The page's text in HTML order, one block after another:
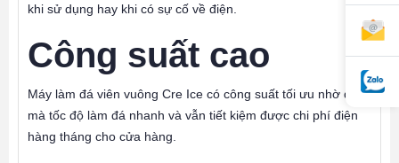
khi sử dụng hay khi có sự cố về điện.
Công suất cao
Máy làm đá viên vuông Cre Ice có công suất tối ưu nhờ đó
mà tốc độ làm đá nhanh và vẫn tiết kiệm được chi phí điện
hàng tháng cho cửa hàng.